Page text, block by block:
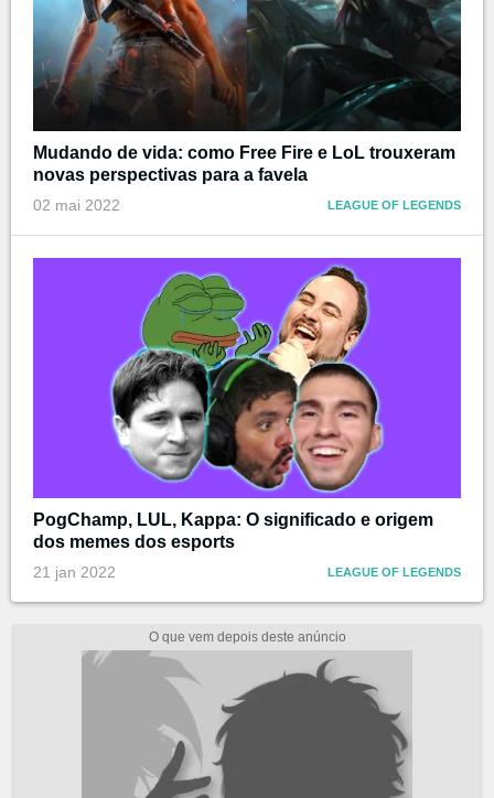
Mudando de vida: como Free Fire e LoL trouxeram
novas perspectivas para a favela
02 mai 2022 LEAGUE OF LEGENDS
PogChamp, LUL, Kappa: O significado e origem
dos memes dos esports
21 jan 2022 LEAGUE OF LEGENDS